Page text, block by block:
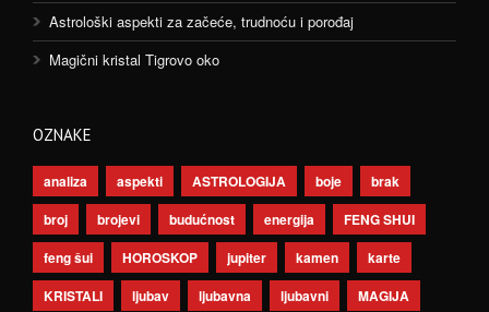
Astrološki aspekti za začeće, trudnoću i porođaj
Magični kristal Tigrovo oko
OZNAKE
analiza aspekti ASTROLOGIJA boje
brak
broj
brojevi budućnost energija
FENG SHUI
feng šui
HOROSKOP jupiter kamen
karte
KRISTALI
ljubav ljubavna ljubavni MAGIJA